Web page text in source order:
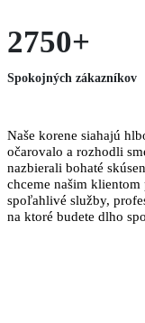
2750+
Spokojných zákazníkov
Naše korene siahajú
očarovalo a rozhodli
nazbierali bohaté
chceme našim
spoľahlivé služby,
na ktoré budete dlho